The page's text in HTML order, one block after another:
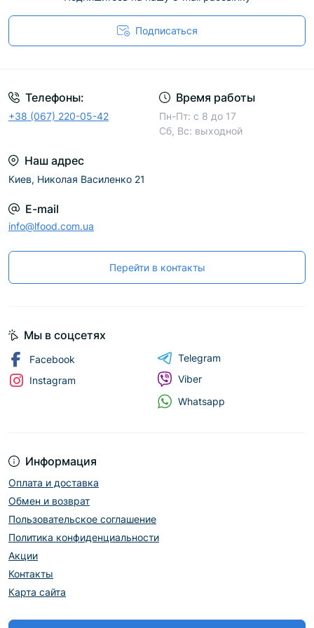
для подачи клиентам молока и сливок. И
не забудьте о стильных и оригинальных
столовых приборах, в частности ножах
Подписаться
Телефоны:
+38 (067) 220-05-42
Время работы
Пн-Пт: с 8 до 17
Сб, Вс: выходной
Наш адрес
Киев, Николая Василенко 21
E-mail
info@lfood.com.ua
Перейти в контакты
Информация
Оплата и доставка
Обмен и возврат
Пользовательское соглашение
Политика конфиденциальности
Акции
Контакты
Карта сайта
Мы в соцсетях
Facebook
Instagram
Telegram
Viber
Whatsapp